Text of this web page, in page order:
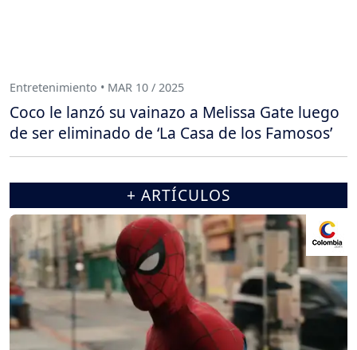
Entretenimiento • MAR 10 / 2025
Coco le lanzó su vainazo a Melissa Gate luego
de ser eliminado de ‘La Casa de los Famosos’
+ ARTÍCULOS